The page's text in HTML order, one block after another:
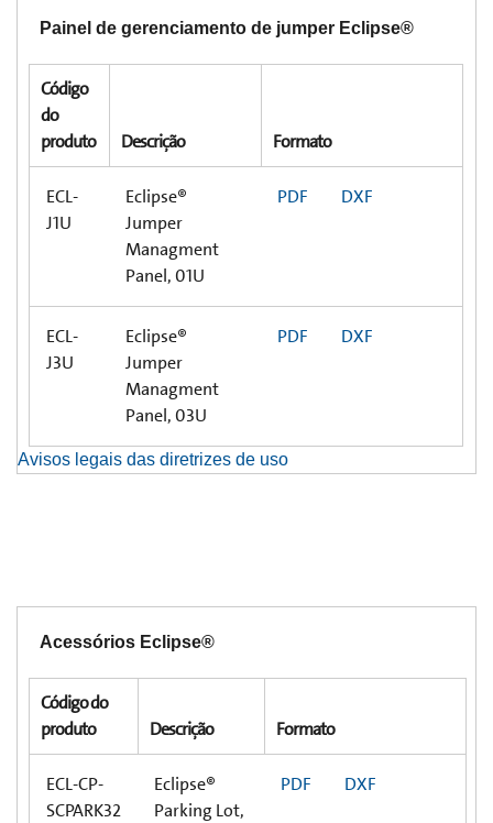
Painel de gerenciamento de jumper Eclipse®
Código
do
produto
Descrição Formato
ECL-
J1U
Eclipse®
Jumper
Managment
Panel, 01U
PDF DXF
ECL-
J3U
Eclipse®
Jumper
Managment
Panel, 03U
PDF DXF
Avisos legais das diretrizes de uso
Acessórios Eclipse®
Código do
produto
Descrição Formato
ECL-CP-
SCPARK32
Eclipse®
Parking Lot,
PDF DXF